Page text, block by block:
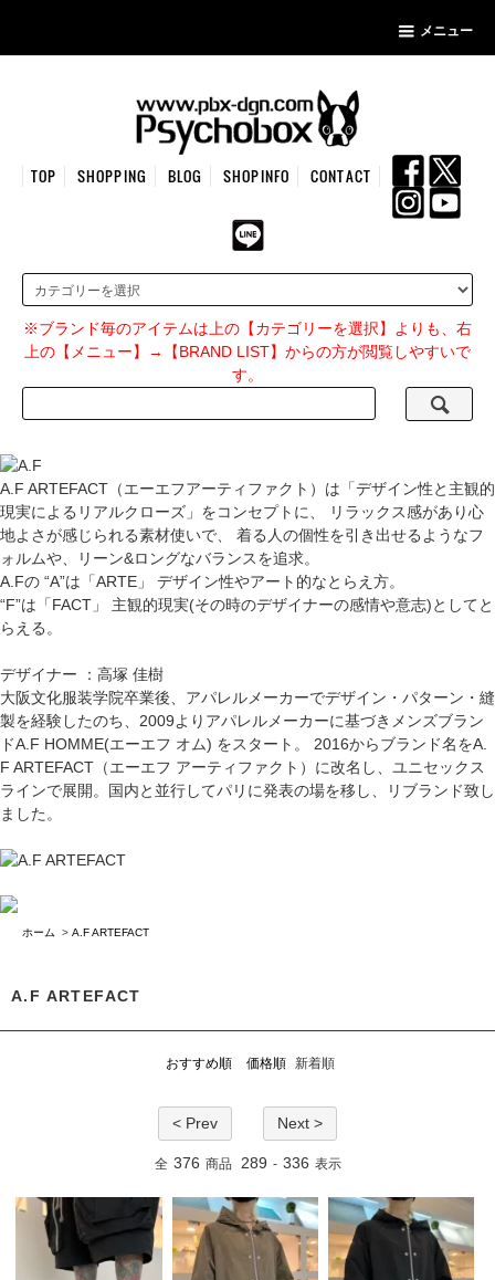
メニュー
TOP SHOPPING BLOG SHOPINFO CONTACT
※ブランド毎のアイテムは上の【カテゴリーを選択】よりも、右
上の【メニュー】→【BRAND LIST】からの方が閲覧しやすいで
す。
A.F ARTEFACT（エーエフアーティファクト）は「デザイン性と主観的
現実によるリアルクローズ」をコンセプトに、 リラックス感があり心
地よさが感じられる素材使いで、 着る人の個性を引き出せるようなフ
ォルムや、リーン&ロングなバランスを追求。
A.Fの “A”は「ARTE」 デザイン性やアート的なとらえ方。
“F”は「FACT」 主観的現実(その時のデザイナーの感情や意志)としてと
らえる。
デザイナー ：高塚 佳樹
大阪文化服装学院卒業後、アパレルメーカーでデザイン・パターン・縫
製を経験したのち、2009よりアパレルメーカーに基づきメンズブラン
ドA.F HOMME(エーエフ オム) をスタート。 2016からブランド名をA.
F ARTEFACT（エーエフ アーティファクト）に改名し、ユニセックス
ラインで展開。国内と並行してパリに発表の場を移し、リブランド致し
ました。
ホーム > A.F ARTEFACT
A.F ARTEFACT
おすすめ順 価格順 新着順
< Prev Next >
全 376 商品 289 - 336 表示